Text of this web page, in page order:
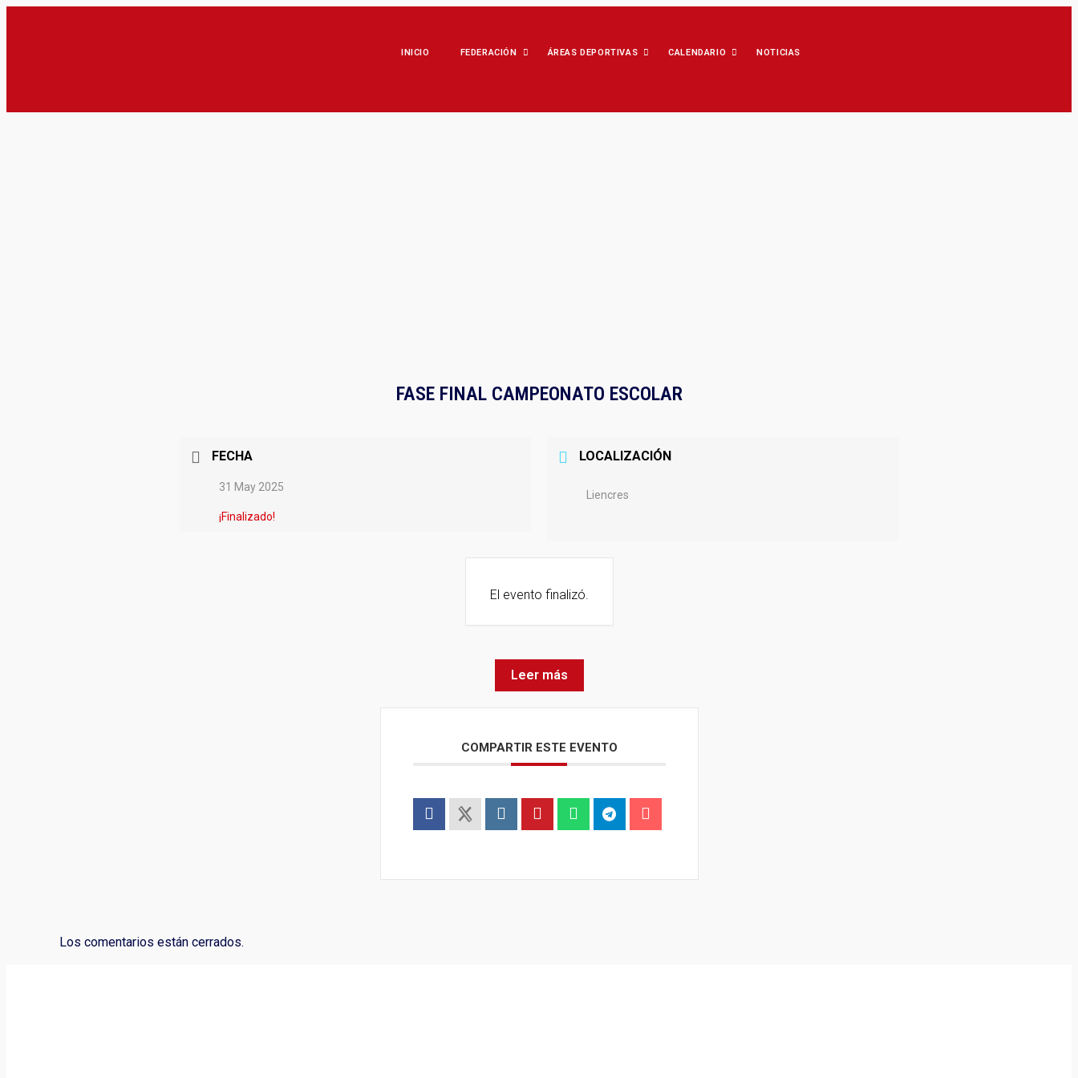
INICIO FEDERACIÓN ÁREAS DEPORTIVAS CALENDARIO NOTICIAS
FASE FINAL CAMPEONATO ESCOLAR
FECHA
31 May 2025
¡Finalizado!
LOCALIZACIÓN
Liencres
El evento finalizó.
Leer más
COMPARTIR ESTE EVENTO
Los comentarios están cerrados.